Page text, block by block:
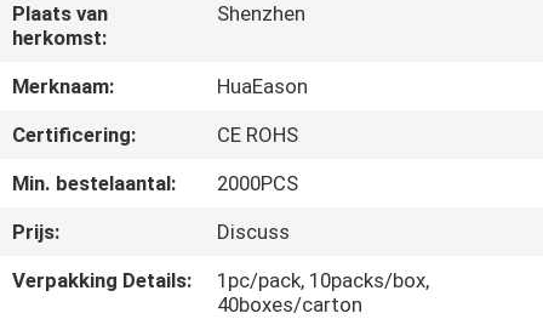
ONGEVEER
ONS
FABRIEKSREIS
KWALITEITSCONTROLE
Plaats van
herkomst:
Shenzhen
Merknaam:
HuaEason
Certificering:
CE ROHS
Min. bestelaantal:
2000PCS
Prijs:
Discuss
Verpakking Details:
1pc/pack, 10packs/box,
40boxes/carton